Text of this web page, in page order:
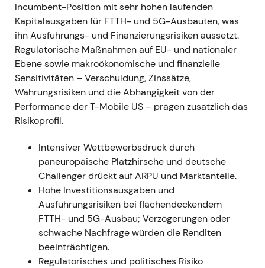
C-Band- und 3,45-GHz-Spektrum bei FCC-
Auktionen; im Januar 2022 passten T‑Mobile US
und Crown Castle ihre Standortverträge an
(erhebliche Ausweitung der Nutzungsrechte und
Leasingverbindlichkeiten mit Auswirkungen auf die
Nettoverschuldung); DT gab Ende März 2022 die
Einstellung seiner Entwicklungsaktivitäten in
Russland bekannt[3]. -Narrativ:Investoren wogen
die gestärkte US-Netzpositionierung im Mittelband
Verschuldung sowie die kurzfristige
makroökonomische und regulatorische Unsicherheit
infolge des Ukraine-Krieges ab. Der geopolitische
Schatten wurde durch den russischen Rückzug von
DT beseitigt[3]. -Technisch:Volatilität und
Kursrückgang im Februar/März 2022
(Makroschock), anschließend Stabilisierung, als die
Pläne zur Vermögensverwertung klarer wurden
Incumbent-Position mit sehr hohen laufenden
Kapitalausgaben für FTTH- und 5G-Ausbauten, was
ihn Ausführungs- und Finanzierungsrisiken aussetzt.
Regulatorische Maßnahmen auf EU- und nationaler
Ebene sowie makroökonomische und finanzielle
Sensitivitäten – Verschuldung, Zinssätze,
Währungsrisiken und die Abhängigkeit von der
Performance der T-Mobile US – prägen zusätzlich das
Risikoprofil.
Intensiver Wettbewerbsdruck durch
paneuropäische Platzhirsche und deutsche
Challenger drückt auf ARPU und Marktanteile.
Hohe Investitionsausgaben und
Ausführungsrisiken bei flächendeckendem
FTTH- und 5G-Ausbau; Verzögerungen oder
schwache Nachfrage würden die Renditen
beeinträchtigen.
Regulatorisches und politisches Risiko